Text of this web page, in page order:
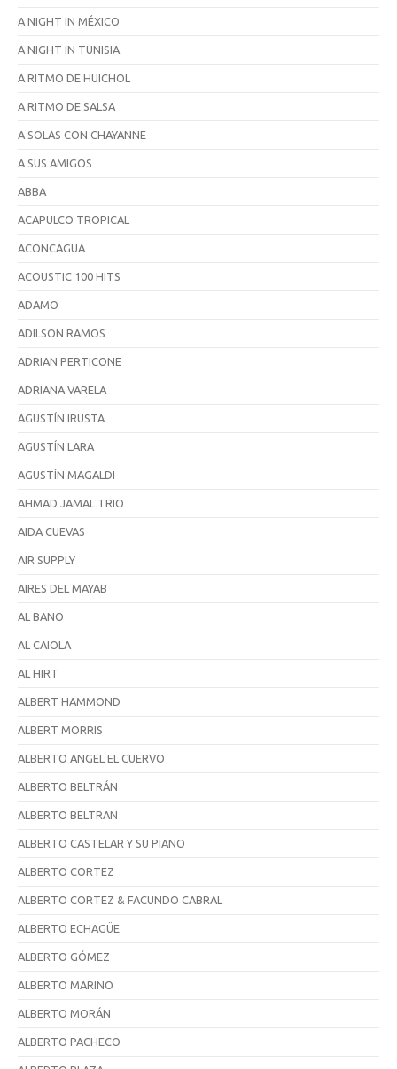
A NIGHT IN MÉXICO
A NIGHT IN TUNISIA
A RITMO DE HUICHOL
A RITMO DE SALSA
A SOLAS CON CHAYANNE
A SUS AMIGOS
ABBA
ACAPULCO TROPICAL
ACONCAGUA
ACOUSTIC 100 HITS
ADAMO
ADILSON RAMOS
ADRIAN PERTICONE
ADRIANA VARELA
AGUSTÍN IRUSTA
AGUSTÍN LARA
AGUSTÍN MAGALDI
AHMAD JAMAL TRIO
AIDA CUEVAS
AIR SUPPLY
AIRES DEL MAYAB
AL BANO
AL CAIOLA
AL HIRT
ALBERT HAMMOND
ALBERT MORRIS
ALBERTO ANGEL EL CUERVO
ALBERTO BELTRÁN
ALBERTO BELTRAN
ALBERTO CASTELAR Y SU PIANO
ALBERTO CORTEZ
ALBERTO CORTEZ & FACUNDO CABRAL
ALBERTO ECHAGÜE
ALBERTO GÓMEZ
ALBERTO MARINO
ALBERTO MORÁN
ALBERTO PACHECO